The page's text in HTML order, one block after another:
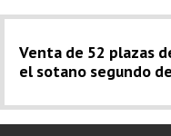
Venta de 52 plazas
el sotano segundo